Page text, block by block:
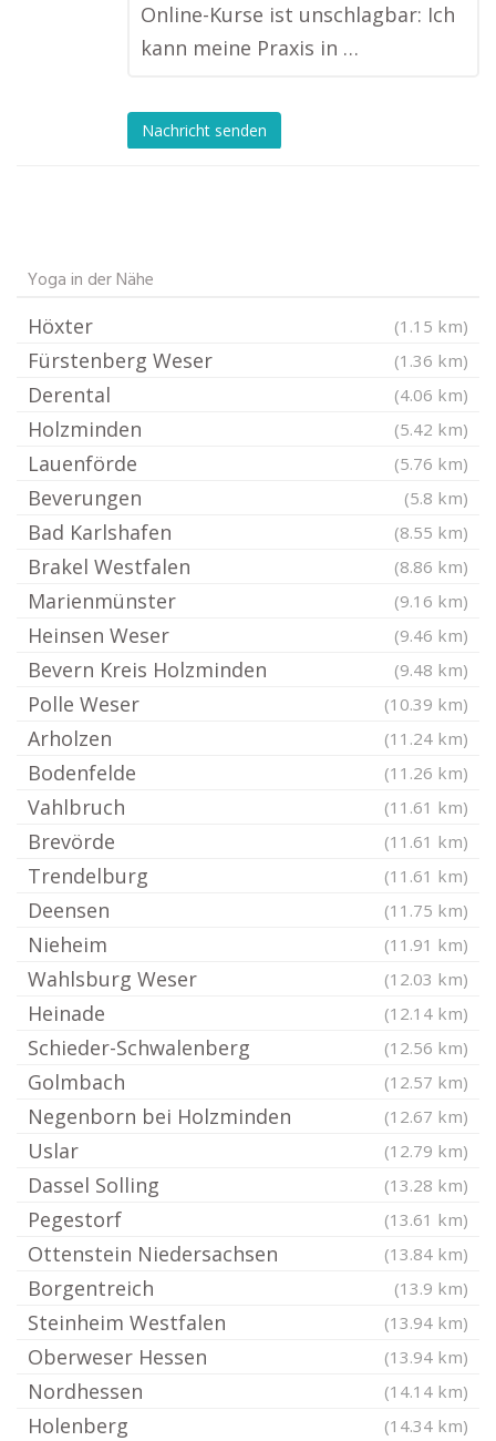
Online-Kurse ist unschlagbar: Ich
kann meine Praxis in …
Nachricht senden
Yoga in der Nähe
Höxter (1.15 km)
Fürstenberg Weser (1.36 km)
Derental (4.06 km)
Holzminden (5.42 km)
Lauenförde (5.76 km)
Beverungen (5.8 km)
Bad Karlshafen (8.55 km)
Brakel Westfalen (8.86 km)
Marienmünster (9.16 km)
Heinsen Weser (9.46 km)
Bevern Kreis Holzminden (9.48 km)
Polle Weser (10.39 km)
Arholzen (11.24 km)
Bodenfelde (11.26 km)
Vahlbruch (11.61 km)
Brevörde (11.61 km)
Trendelburg (11.61 km)
Deensen (11.75 km)
Nieheim (11.91 km)
Wahlsburg Weser (12.03 km)
Heinade (12.14 km)
Schieder-Schwalenberg (12.56 km)
Golmbach (12.57 km)
Negenborn bei Holzminden (12.67 km)
Uslar (12.79 km)
Dassel Solling (13.28 km)
Pegestorf (13.61 km)
Ottenstein Niedersachsen (13.84 km)
Borgentreich (13.9 km)
Steinheim Westfalen (13.94 km)
Oberweser Hessen (13.94 km)
Nordhessen (14.14 km)
Holenberg (14.34 km)